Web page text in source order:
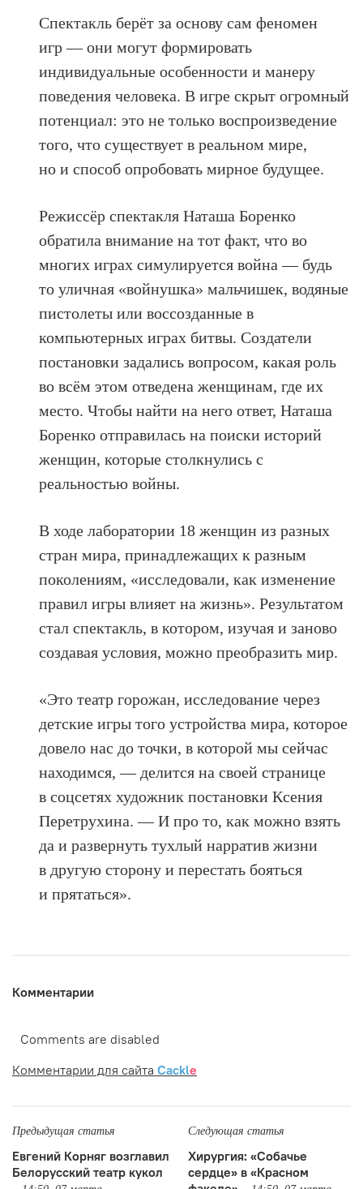
Спектакль берёт за основу сам феномен
игр — они могут формировать
индивидуальные особенности и манеру
поведения человека. В игре скрыт огромный
потенциал: это не только воспроизведение
того, что существует в реальном мире,
но и способ опробовать мирное будущее.
Режиссёр спектакля Наташа Боренко
обратила внимание на тот факт, что во
многих играх симулируется война — будь
то уличная «войнушка» мальчишек, водяные
пистолеты или воссозданные в
компьютерных играх битвы. Создатели
постановки задались вопросом, какая роль
во всём этом отведена женщинам, где их
место. Чтобы найти на него ответ, Наташа
Боренко отправилась на поиски историй
женщин, которые столкнулись с
реальностью войны.
В ходе лаборатории 18 женщин из разных
стран мира, принадлежащих к разным
поколениям, «исследовали, как изменение
правил игры влияет на жизнь». Результатом
стал спектакль, в котором, изучая и заново
создавая условия, можно преобразить мир.
«Это театр горожан, исследование через
детские игры того устройства мира, которое
довело нас до точки, в которой мы сейчас
находимся, — делится на своей странице
в соцсетях художник постановки Ксения
Перетрухина. — И про то, как можно взять
да и развернуть тухлый нарратив жизни
в другую сторону и перестать бояться
и прятаться».
Комментарии
Comments are disabled
Комментарии для сайта Cackle
Предыдущая статья
Евгений Корняг возглавил
Белорусский театр кукол
Следующая статья
Хирургия: «Собачье
сердце» в «Красном